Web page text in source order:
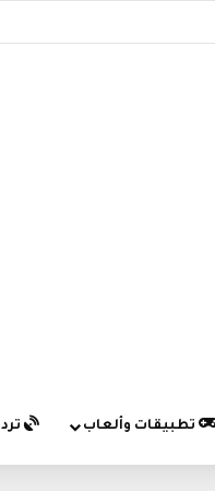
تطبيقات وألعاب